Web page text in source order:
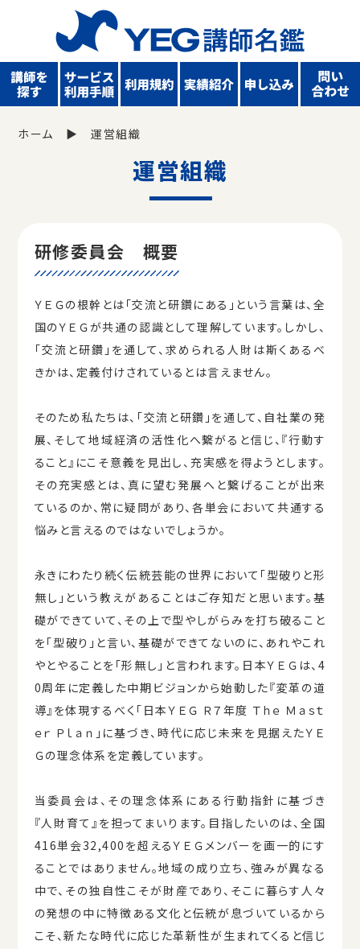
ホーム 運営組織
運営組織
研修委員会 概要
ＹＥＧの根幹とは「交流と研鑽にある」という⾔葉は、全
国のＹＥＧが共通の認識として理解しています。しかし、
「交流と研鑽」を通して、求められる⼈財は斯くあるべ
きかは、定義付けされているとは⾔えません。
そのため私たちは、「交流と研鑽」を通して、⾃社業の発
展、そして地域経済の活性化へ繋がると信じ、『⾏動す
ること』にこそ意義を⾒出し、充実感を得ようとします。
その充実感とは、真に望む発展へと繋げることが出来
ているのか、常に疑問があり、各単会において共通する
悩みと⾔えるのではないでしょうか。
永きにわたり続く伝統芸能の世界において「型破りと形
無し」という教えがあることはご存知だと思います。基
礎ができていて、その上で型やしがらみを打ち破ること
を「型破り」と⾔い、基礎ができてないのに、あれやこれ
やとやることを「形無し」と⾔われます。⽇本ＹＥＧは、4
0周年に定義した中期ビジョンから始動した『変⾰の道
導』を体現するべく「⽇本ＹＥＧ Ｒ７年度 Ｔｈｅ Ｍａｓｔ
ｅｒ Ｐｌａｎ」に基づき、時代に応じ未来を⾒据えたＹＥ
Ｇの理念体系を定義しています。
当委員会は、その理念体系にある⾏動指針に基づき
『⼈財育て』を担ってまいります。⽬指したいのは、全国
416単会32,400を超えるＹＥＧメンバーを画⼀的にす
ることではありません。地域の成り⽴ち、強みが異なる
中で、その独⾃性こそが財産であり、そこに暮らす⼈々
の発想の中に特徴ある⽂化と伝統が息づいているから
こそ、新たな時代に応じた⾰新性が⽣まれてくると信じ